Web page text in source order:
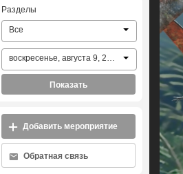
Разделы
Все
воскресенье, августа 9, 2026
Показать
Добавить мероприятие
Обратная связь